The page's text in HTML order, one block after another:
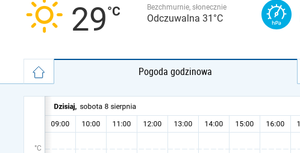
29 Bezchmurnie, słonecznie
Odczuwalna 31°C
Pogoda godzinowa
°C